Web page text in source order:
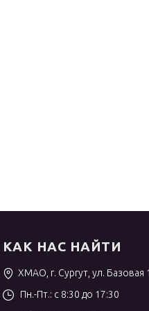
КАК НАС НАЙТИ
ХМАО, г. Сургут, ул. Базовая
Пн.-Пт.: с 8:30 до 17:30